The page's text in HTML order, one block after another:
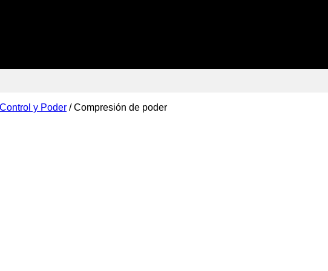
y Poder /Compresión de poder